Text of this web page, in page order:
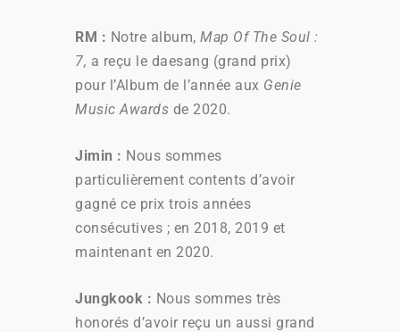
RM : Notre album, Map Of The Soul :
7, a reçu le daesang (grand prix)
pour l’Album de l’année aux Genie
Music Awards de 2020.
Jimin : Nous sommes
particulièrement contents d’avoir
gagné ce prix trois années
consécutives ; en 2018, 2019 et
maintenant en 2020.
Jungkook : Nous sommes très
honorés d’avoir reçu un aussi grand